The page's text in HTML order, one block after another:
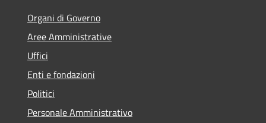
Organi di Governo
Aree Amministrative
Uffici
Enti e fondazioni
Politici
Personale Amministrativo